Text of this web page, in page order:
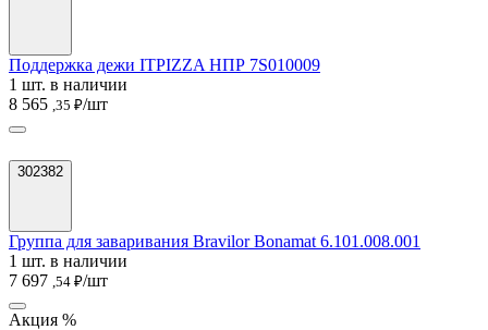
Поддержка дежи ITPIZZA НПР 7S010009
1 шт. в наличии
8 565 ,35 ₽/шт
302382
Группа для заваривания Bravilor Bonamat 6.101.008.001
1 шт. в наличии
7 697 ,54 ₽/шт
Акция %